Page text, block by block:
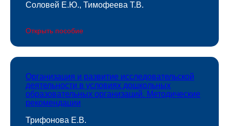
Соловей Е.Ю., Тимофеева Т.В.
Открыть пособие
Организация и развитие исследовательской
деятельности в условиях дошкольных
образовательных организаций. Методические
рекомендации
Трифонова Е.В.